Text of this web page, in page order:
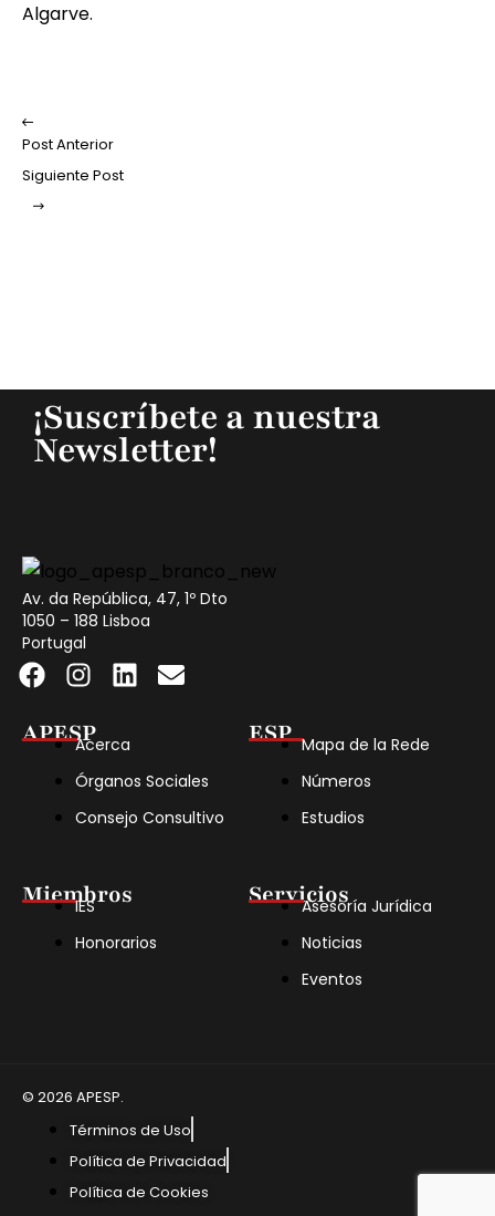
Algarve.
Post Anterior
Siguiente Post
¡Suscríbete a nuestra
Newsletter!
Av. da República, 47, 1º Dto
1050 – 188 Lisboa
Portugal
APESPAcerca
Órganos Sociales
Consejo Consultivo
Miembros
IES
Honorarios
ESP Mapa de la Rede
Números
Estudios
ServiciosAsesoría Jurídica
Noticias
Eventos
© 2026 APESP.
Términos de Uso
Política de Privacidad
Política de Cookies